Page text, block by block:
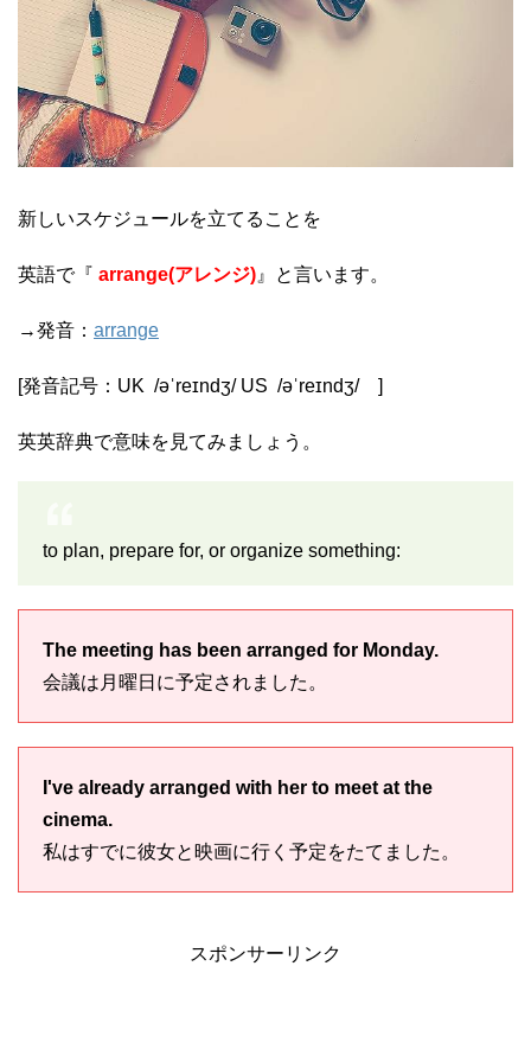
新しいスケジュールを立てることを
英語で『 arrange(アレンジ) 』と言います。
→発音： arrange
[発音記号： UK /əˈreɪndʒ/ US /əˈreɪndʒ/]
英英辞典で意味を見てみましょう。
to plan, prepare for, or organize something:
The meeting has been arranged for Monday.
会議は月曜日に予定されました。
I've already arranged with her to meet at the
cinema.
私はすでに彼女と映画に行く予定をたてました。
スポンサーリンク